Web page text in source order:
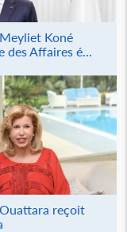
Koné
des Affaires é...
reçoit